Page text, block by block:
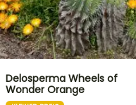
Delosperma Wheels of
Wonder Orange